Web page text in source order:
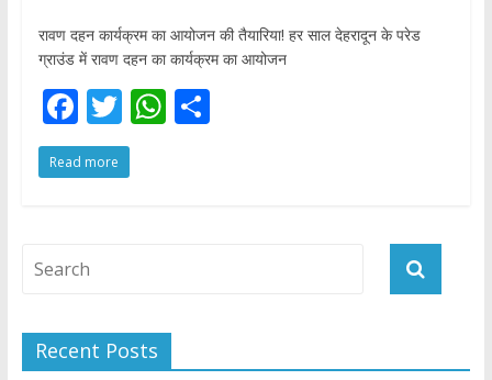
रावण दहन कार्यक्रम का आयोजन की तैयारिया! हर साल देहरादून के परेड
ग्राउंड में रावण दहन का कार्यक्रम का आयोजन
F
ac
e
o
T
w
itt
W S
Read more
Recent Posts